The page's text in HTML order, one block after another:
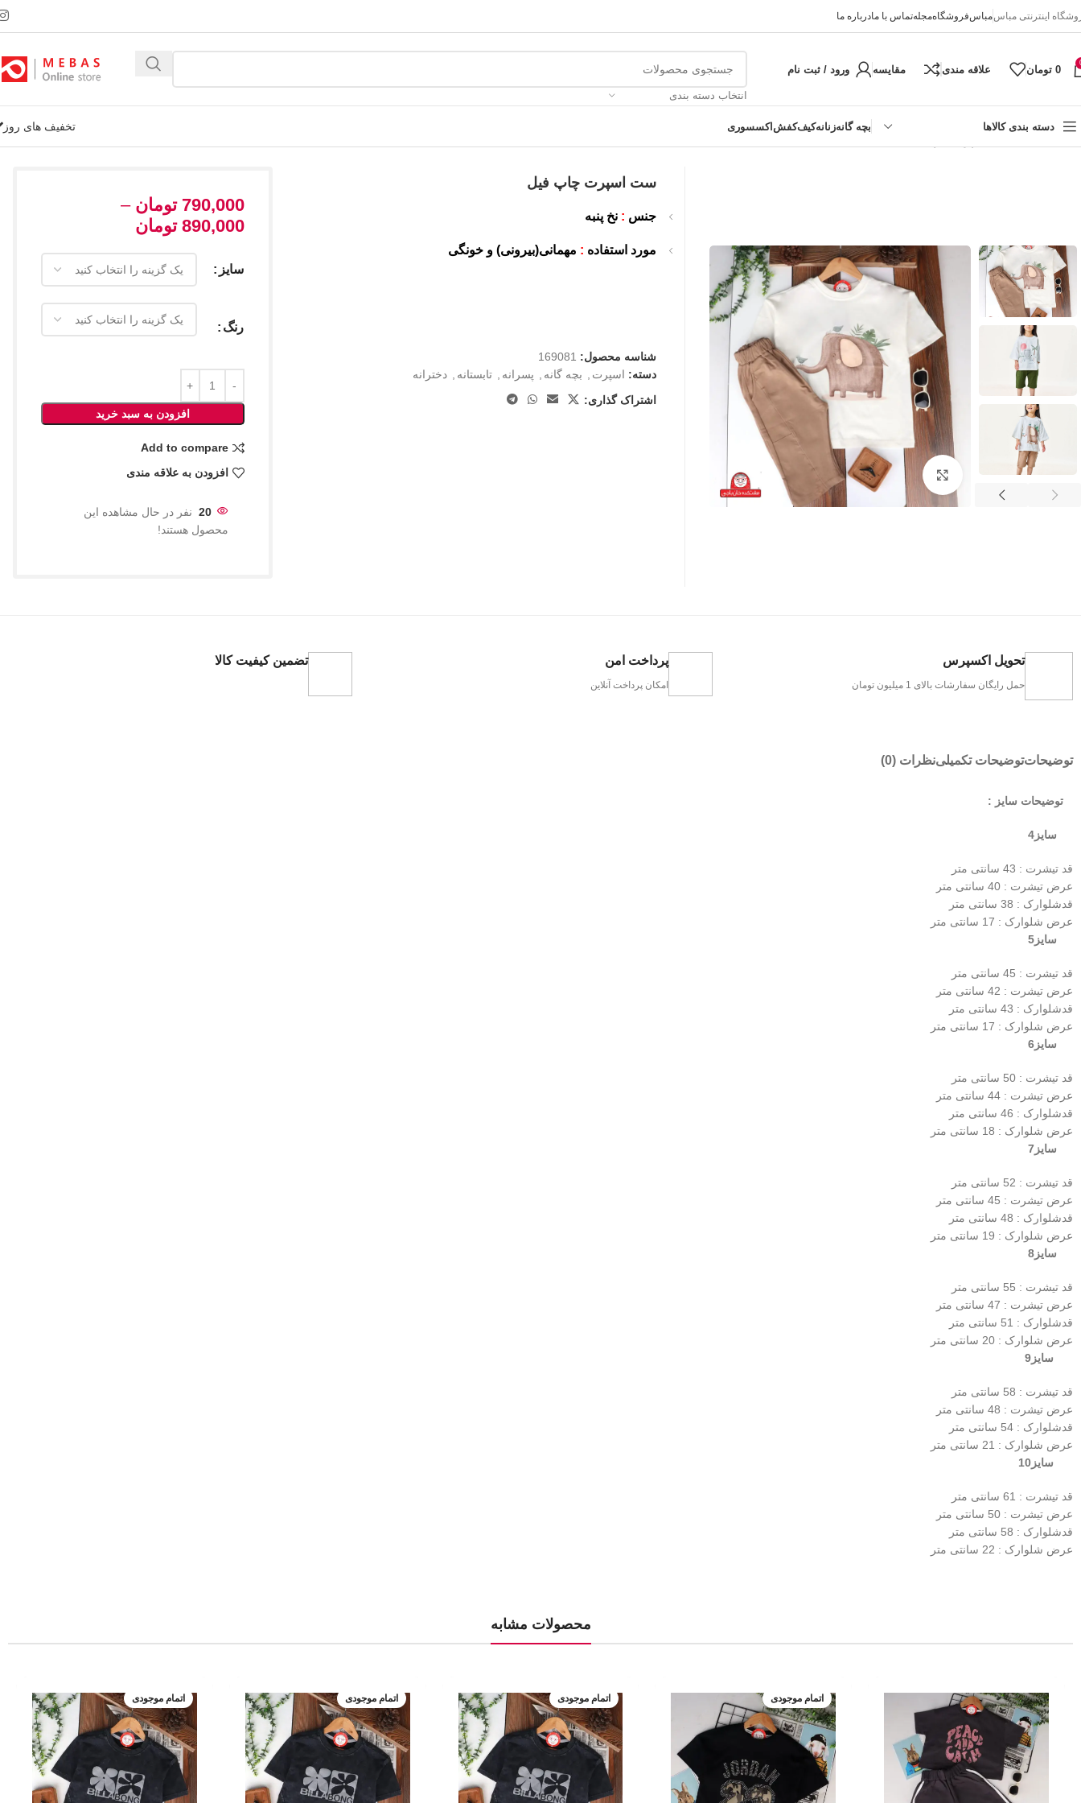
اینترنتی مباسمباسفروشگاهمجلهتماس با مادرباره ما
0 تومان علاقه مندی مقایسه ورود / ثبت نام
انتخاب دسته بندی
دسته بندی کالاها بچه گانهزنانهکیفکفشاکسسوری
تخفیف های روز
بزرگنمایی تصویر
ست اسپرت چاپ فیل
جنس : نخ پنبه
مورد استفاده : مهمانی(بیرونی) و خونگی
شناسه محصول: 169081
دسته: اسپرت بچه گانه پسرانه تابستانه
دخترانه
اشتراک گذاری:
790,000 تومان –
890,000 تومان
سایز
رنگ
افزودن به سبد خرید
Add to compare
افزودن به علاقه مندی
20 نفر در حال مشاهده این
محصول هستند!
تحویل اکسپرس
حمل رایگان سفارشات بالای 1 میلیون تومان
پرداخت امن
امکان پرداخت آنلاین
تضمین کیفیت کالا
توضیحاتتوضیحات تکمیلینظرات (0)
توضیحات سایز :
سایز4
قد تیشرت : 43 سانتی متر
عرض تیشرت : 40 سانتی متر
قدشلوارک : 38 سانتی متر
عرض شلوارک : 17 سانتی متر
سایز5
قد تیشرت : 45 سانتی متر
عرض تیشرت : 42 سانتی متر
قدشلوارک : 43 سانتی متر
عرض شلوارک : 17 سانتی متر
سایز6
قد تیشرت : 50 سانتی متر
عرض تیشرت : 44 سانتی متر
قدشلوارک : 46 سانتی متر
عرض شلوارک : 18 سانتی متر
سایز7
قد تیشرت : 52 سانتی متر
عرض تیشرت : 45 سانتی متر
قدشلوارک : 48 سانتی متر
عرض شلوارک : 19 سانتی متر
سایز8
قد تیشرت : 55 سانتی متر
عرض تیشرت : 47 سانتی متر
قدشلوارک : 51 سانتی متر
عرض شلوارک : 20 سانتی متر
سایز9
قد تیشرت : 58 سانتی متر
عرض تیشرت : 48 سانتی متر
قدشلوارک : 54 سانتی متر
عرض شلوارک : 21 سانتی متر
سایز10
قد تیشرت : 61 سانتی متر
عرض تیشرت : 50 سانتی متر
قدشلوارک : 58 سانتی متر
عرض شلوارک : 22 سانتی متر
محصولات مشابه
اتمام موجودی اتمام موجودی اتمام موجودی اتمام موجودی